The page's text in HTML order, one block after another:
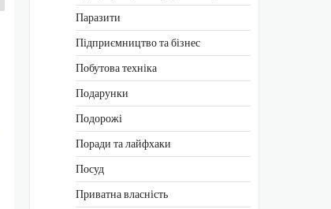
Паразити
Підприємництво та бізнес
Побутова техніка
Подарунки
Подорожі
Поради та лайфхаки
Посуд
Приватна власність